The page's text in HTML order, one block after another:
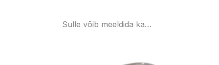
Sulle võib meeldida ka…